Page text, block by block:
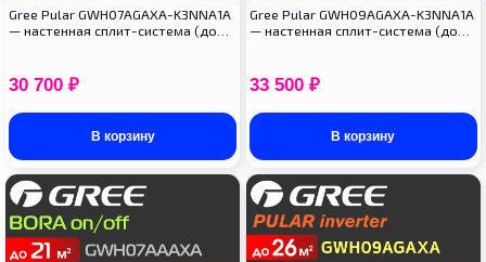
Gree Pular GWH07AGAXA-K3NNA1A
— настенная сплит-система (до…
30 700 ₽
В корзину
Gree Pular GWH09AGAXA-K3NNA1A
— настенная сплит-система (до…
33 500 ₽
В корзину